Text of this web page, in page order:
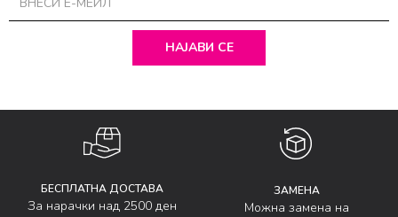
НАЈАВИ СЕ
БЕСПЛАТНА ДОСТАВА
За нарачки над 2500 ден
ЗАМЕНА
Можна замена на